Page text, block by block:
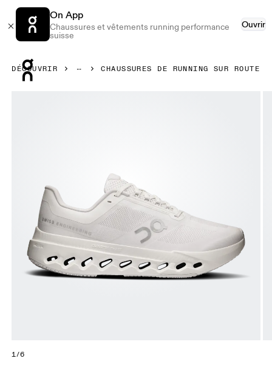
On App
Chaussures et vêtements running performance
suisse
Ouvrir
DÉCOUVRIR CHAUSSURES DE RUNNING SUR ROUTE
1/6